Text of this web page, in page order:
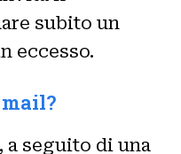
subito un
eccesso.
mail?
a seguito di una